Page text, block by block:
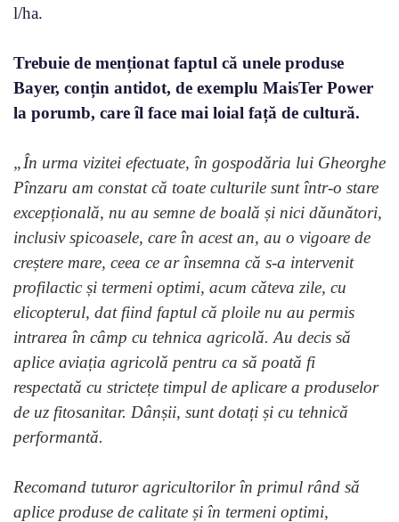
l/ha.
Trebuie de menționat faptul că unele produse
Bayer, conțin antidot, de exemplu MaisTer Power
la porumb, care îl face mai loial față de cultură.
„În urma vizitei efectuate, în gospodăria lui Gheorghe
Pînzaru am constat că toate culturile sunt într-o stare
excepțională, nu au semne de boală și nici dăunători,
inclusiv spicoasele, care în acest an, au o vigoare de
creștere mare, ceea ce ar însemna că s-a intervenit
profilactic și termeni optimi, acum căteva zile, cu
elicopterul, dat fiind faptul că ploile nu au permis
intrarea în câmp cu tehnica agricolă. Au decis să
aplice aviația agricolă pentru ca să poată fi
respectată cu strictețe timpul de aplicare a produselor
de uz fitosanitar. Dânșii, sunt dotați și cu tehnică
performantă.
Recomand tuturor agricultorilor în primul rând să
aplice produse de calitate și în termeni optimi,